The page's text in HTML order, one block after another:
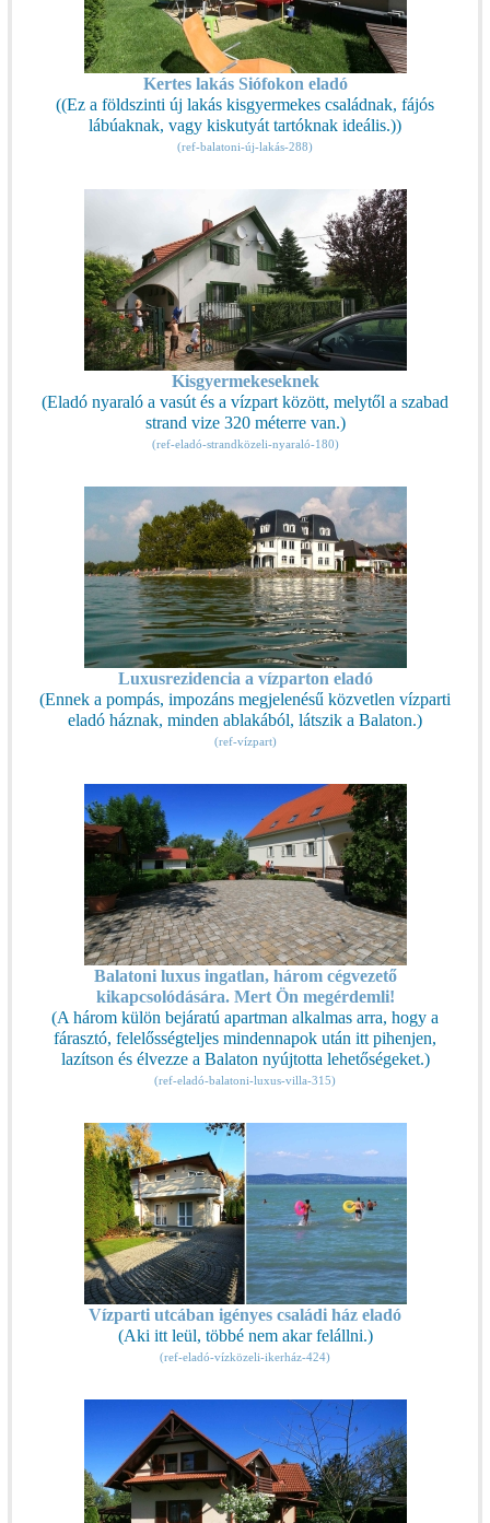
Kertes lakás Siófokon eladó
((Ez a földszinti új lakás kisgyermekes családnak, fájós
lábúaknak, vagy kiskutyát tartóknak ideális.))
(ref-balatoni-új-lakás-288)
Kisgyermekeseknek
(Eladó nyaraló a vasút és a vízpart között, melytől a szabad
strand vize 320 méterre van.)
(ref-eladó-strandközeli-nyaraló-180)
Luxusrezidencia a vízparton eladó
(Ennek a pompás, impozáns megjelenésű közvetlen vízparti
eladó háznak, minden ablakából, látszik a Balaton.)
(ref-vízpart)
Balatoni luxus ingatlan, három cégvezető
kikapcsolódására. Mert Ön megérdemli!
(A három külön bejáratú apartman alkalmas arra, hogy a
fárasztó, felelősségteljes mindennapok után itt pihenjen,
lazítson és élvezze a Balaton nyújtotta lehetőségeket.)
(ref-eladó-balatoni-luxus-villa-315)
Vízparti utcában igényes családi ház eladó
(Aki itt leül, többé nem akar felállni.)
(ref-eladó-vízközeli-ikerház-424)